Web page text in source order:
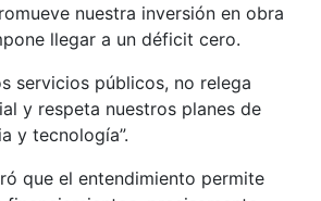
nuestra inversión en obra
llegar a un déficit cero.
servicios públicos, no relega
y respeta nuestros planes de
y tecnología”.
que el entendimiento permite